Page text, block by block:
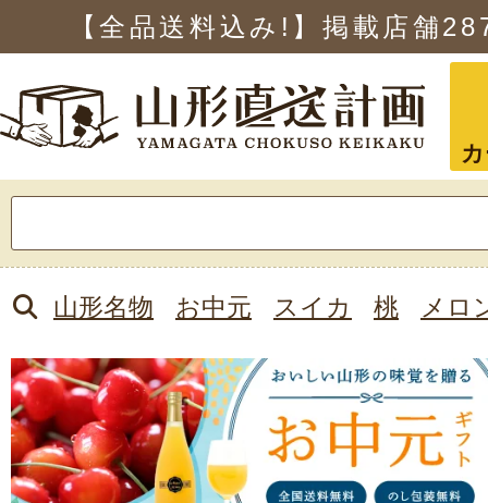
【全品送料込み!】掲載店舗
索:
山形名物 お中元 スイカ 桃 メロ